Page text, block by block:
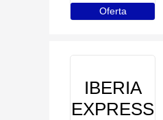
Oferta
IBERIA
EXPRESS